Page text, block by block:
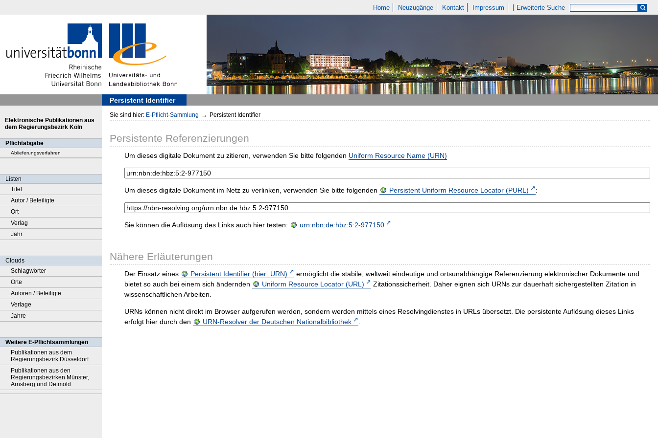
Home Neuzugänge Kontakt Impressum Erweiterte Suche
Persistent Identifier
Elektronische Publikationen aus
dem Regierungsbezirk Köln
Pflichtabgabe
Ablieferungsverfahren
Listen
Titel
Autor / Beteiligte
Ort
Verlag
Jahr
Clouds
Schlagwörter
Orte
Autoren / Beteiligte
Verlage
Jahre
Weitere E-Pflichtsammlungen
Publikationen aus dem
Regierungsbezirk Düsseldorf
Publikationen aus den
Regierungsbezirken Münster,
Arnsberg und Detmold
Sie sind hier: E-Pflicht-Sammlung → Persistent Identifier
Persistente Referenzierungen
Um dieses digitale Dokument zu zitieren, verwenden Sie bitte folgenden Uniform Resource Name (URN)
Um dieses digitale Dokument im Netz zu verlinken, verwenden Sie bitte folgenden Persistent Uniform Resource Locator (PURL) :
Sie können die Auflösung des Links auch hier testen: urn:nbn:de:hbz:5:2-977150
Nähere Erläuterungen
Der Einsatz eines Persistent Identifier (hier: URN)
ermöglicht die stabile, weltweit eindeutige und ortsunabhängige Referenzierung elektronischer Dokumente und
bietet so auch bei einem sich ändernden
Uniform Resource Locator (URL)
Zitationssicherheit. Daher eignen sich URNs zur dauerhaft sichergestellten Zitation in
wissenschaftlichen Arbeiten.
URNs können nicht direkt im Browser aufgerufen werden, sondern werden mittels eines Resolvingdienstes in URLs übersetzt. Die persistente Auflösung dieses Links
erfolgt hier durch den
URN-Resolver der Deutschen Nationalbibliothek .